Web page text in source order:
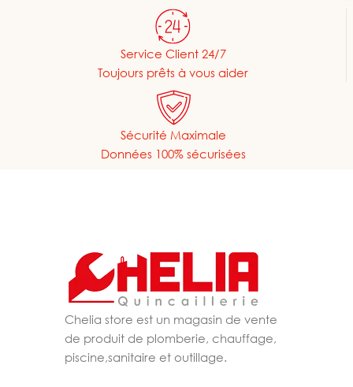
Service Client 24/7
Toujours prêts à vous aider
Sécurité Maximale
Données 100% sécurisées
Chelia store est un magasin de vente
de produit de plomberie, chauffage,
piscine,sanitaire et outillage.